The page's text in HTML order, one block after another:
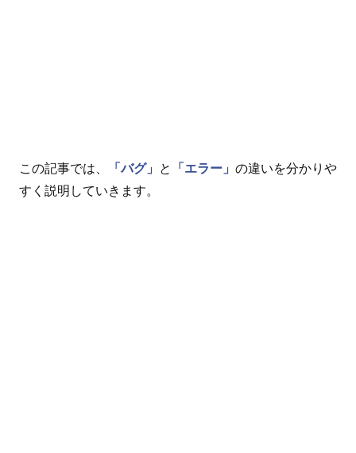
この記事では、 「バグ」 と 「エラー」 の違いを分かりや
すく説明していきます。